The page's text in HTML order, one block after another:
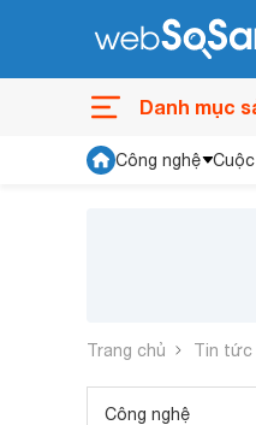
Danh mục
Công nghệ
Trang chủ Tin tức
Công nghệ